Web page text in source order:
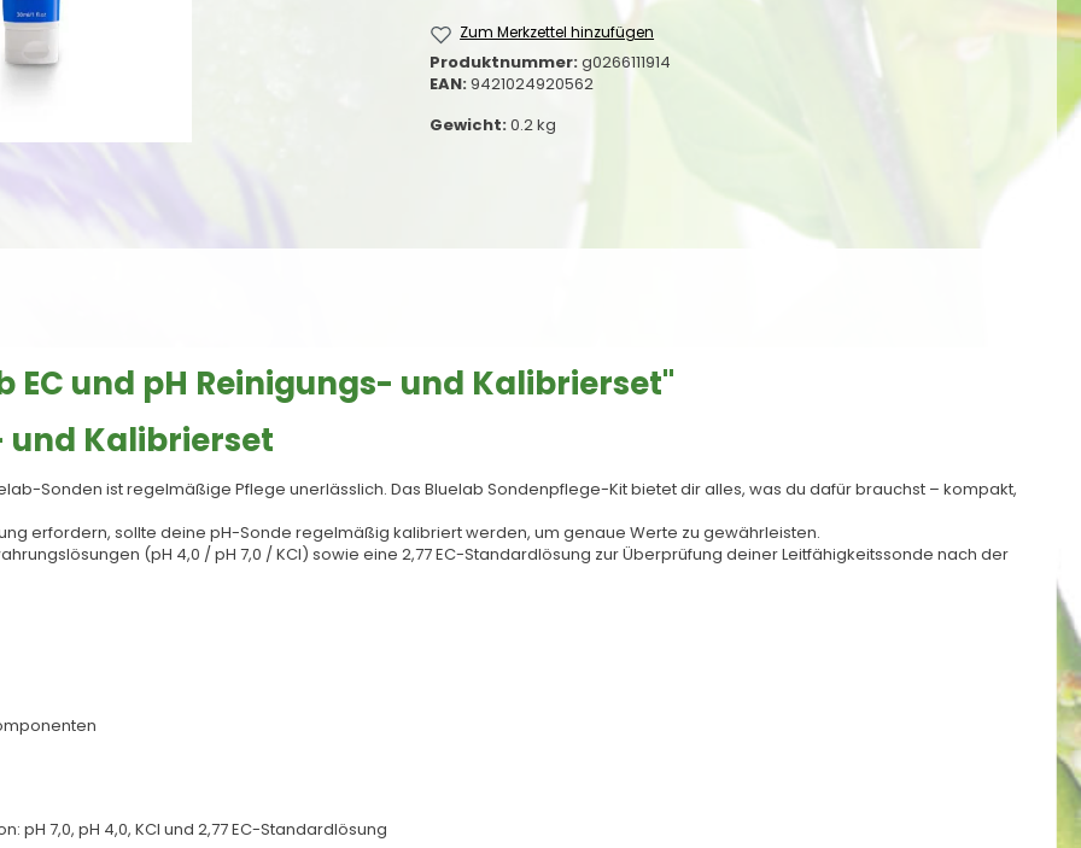
Zum Merkzettel hinzufügen
Produktnummer:g0266111914
EAN: 9421024920562
Gewicht: 0.2 kg
und pH Reinigungs- und Kalibrierset"
und Kalibrierset
Sonden ist regelmäßige Pflege unerlässlich. Das Bluelab Sondenpflege-Kit bietet dir alles, was du dafür brauchst – kompakt,
erfordern, sollte deine pH-Sonde regelmäßig kalibriert werden, um genaue Werte zu gewährleisten.
(pH 4,0 / pH 7,0 / KCl) sowie eine 2,77 EC-Standardlösung zur Überprüfung deiner Leitfähigkeitssonde nach der
7,0, pH 4,0, KCl und 2,77 EC-Standardlösung